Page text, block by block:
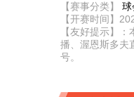
【赛事分类】 球
【开赛时间】
【友好提示】
播、渥恩斯多夫
号。